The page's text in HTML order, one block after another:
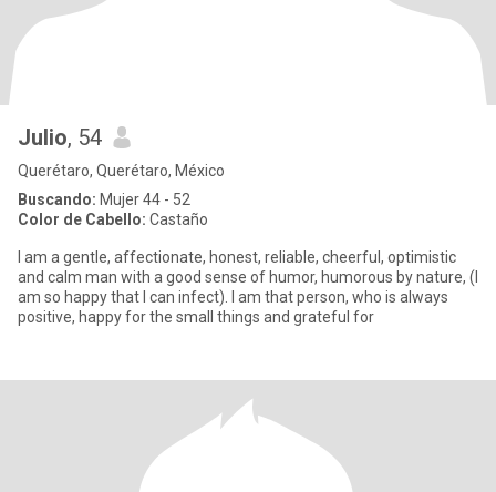
Julio, 54
Querétaro, Querétaro, México
Buscando: Mujer 44 - 52
Color de Cabello: Castaño
I am a gentle, affectionate, honest, reliable, cheerful, optimistic
and calm man with a good sense of humor, humorous by nature, (I
am so happy that I can infect). I am that person, who is always
positive, happy for the small things and grateful for